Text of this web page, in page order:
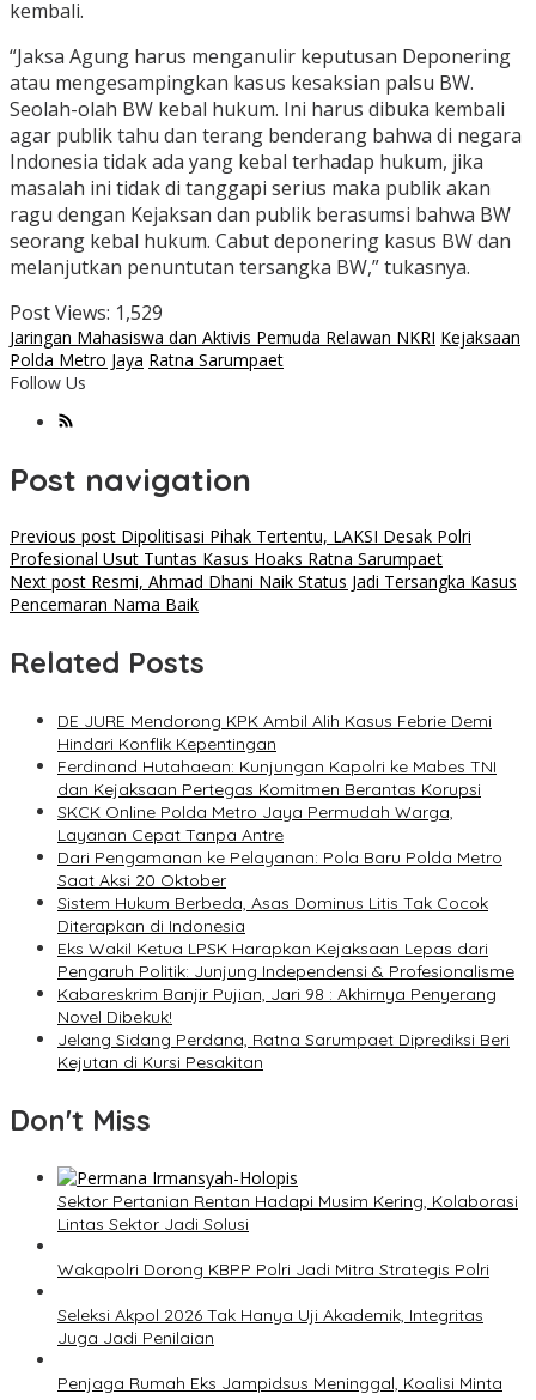
kembali.
“Jaksa Agung harus menganulir keputusan Deponering
atau mengesampingkan kasus kesaksian palsu BW.
Seolah-olah BW kebal hukum. Ini harus dibuka kembali
agar publik tahu dan terang benderang bahwa di negara
Indonesia tidak ada yang kebal terhadap hukum, jika
masalah ini tidak di tanggapi serius maka publik akan
ragu dengan Kejaksan dan publik berasumsi bahwa BW
seorang kebal hukum. Cabut deponering kasus BW dan
melanjutkan penuntutan tersangka BW,” tukasnya.
Post Views: 1,529
Jaringan Mahasiswa dan Aktivis Pemuda Relawan NKRI Kejaksaan
Polda Metro Jaya Ratna Sarumpaet
Follow Us
Post navigation
Previous post Dipolitisasi Pihak Tertentu, LAKSI Desak Polri
Profesional Usut Tuntas Kasus Hoaks Ratna Sarumpaet
Next post Resmi, Ahmad Dhani Naik Status Jadi Tersangka Kasus
Pencemaran Nama Baik
Related Posts
DE JURE Mendorong KPK Ambil Alih Kasus Febrie Demi
Hindari Konflik Kepentingan
Ferdinand Hutahaean: Kunjungan Kapolri ke Mabes TNI
dan Kejaksaan Pertegas Komitmen Berantas Korupsi
SKCK Online Polda Metro Jaya Permudah Warga,
Layanan Cepat Tanpa Antre
Dari Pengamanan ke Pelayanan: Pola Baru Polda Metro
Saat Aksi 20 Oktober
Sistem Hukum Berbeda, Asas Dominus Litis Tak Cocok
Diterapkan di Indonesia
Eks Wakil Ketua LPSK Harapkan Kejaksaan Lepas dari
Pengaruh Politik: Junjung Independensi & Profesionalisme
Kabareskrim Banjir Pujian, Jari 98 : Akhirnya Penyerang
Novel Dibekuk!
Jelang Sidang Perdana, Ratna Sarumpaet Diprediksi Beri
Kejutan di Kursi Pesakitan
Don't Miss
Sektor Pertanian Rentan Hadapi Musim Kering, Kolaborasi
Lintas Sektor Jadi Solusi
Wakapolri Dorong KBPP Polri Jadi Mitra Strategis Polri
Seleksi Akpol 2026 Tak Hanya Uji Akademik, Integritas
Juga Jadi Penilaian
Penjaga Rumah Eks Jampidsus Meninggal, Koalisi Minta